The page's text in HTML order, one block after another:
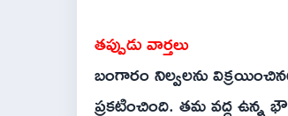
తప్పుడు వార్తలు
బంగారం నిల్వలను
ప్రకటించింది. తమ వద్ద ఉన్న